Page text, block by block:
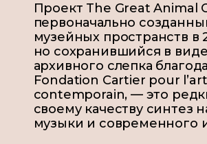
Проект The Great Animal
первоначально
музейных пространств в
но сохранившийся в виде
архивного слепка
Fondation Cartier pour l’art
contemporain, — это
своему качеству синтез
музыки и современного